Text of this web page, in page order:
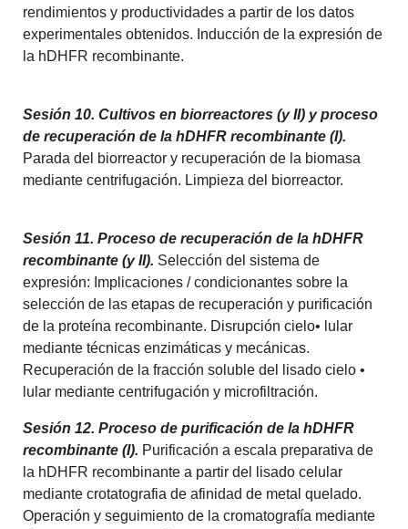
rendimientos y productividades a partir de los datos
experimentales obtenidos. Inducción de la expresión de
la hDHFR recombinante.
Sesión 10. Cultivos en biorreactores (y II) y proceso
de recuperación de la hDHFR recombinante (I).
Parada del biorreactor y recuperación de la biomasa
mediante centrifugación. Limpieza del biorreactor.
Sesión 11. Proceso de recuperación de la hDHFR
recombinante (y II). Selección del sistema de
expresión: Implicaciones / condicionantes sobre la
selección de las etapas de recuperación y purificación
de la proteína recombinante. Disrupción cielo• lular
mediante técnicas enzimáticas y mecánicas.
Recuperación de la fracción soluble del lisado cielo •
lular mediante centrifugación y microfiltración.
Sesión 12. Proceso de purificación de la hDHFR
recombinante (I). Purificación a escala preparativa de
la hDHFR recombinante a partir del lisado celular
mediante crotatografia de afinidad de metal quelado.
Operación y seguimiento de la cromatografía mediante